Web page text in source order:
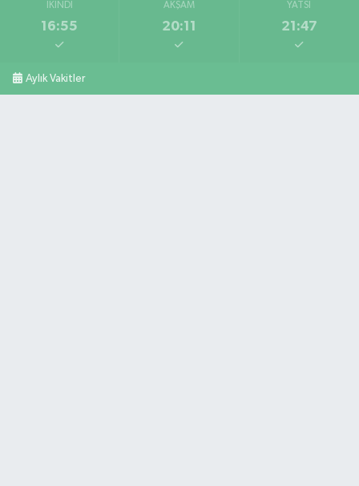
İKINDI
16:55
AKŞAM
20:11
YATSI
21:47
Aylık Vakitler